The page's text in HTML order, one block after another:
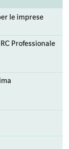
le imprese
Professionale